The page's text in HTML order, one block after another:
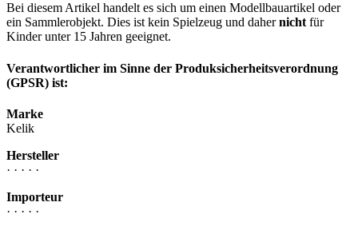
Bei diesem Artikel handelt es sich um einen Modellbauartikel oder
ein Sammlerobjekt. Dies ist kein Spielzeug und dahernicht für
Kinder unter 15 Jahren geeignet.
Verantwortlicher im Sinne der Produksicherheitsverordnung
(GPSR) ist:
Marke
Kelik
Hersteller
· · · · ·
Importeur
· · · · ·